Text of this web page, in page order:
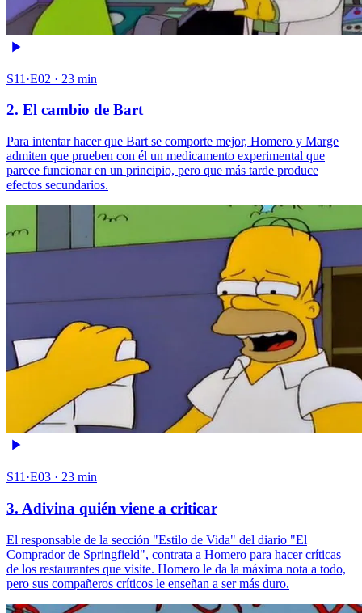
S11·E02 · 23 min
2. El cambio de Bart
Para intentar hacer que Bart se comporte mejor, Homero y Marge
admiten que prueben con él un medicamento experimental que
parece funcionar en un principio, pero que más tarde produce
efectos secundarios.
S11·E03 · 23 min
3. Adivina quién viene a criticar
El responsable de la sección "Estilo de Vida" del diario "El
Comprador de Springfield", contrata a Homero para hacer críticas
de los restaurantes que visite. Homero le da la máxima nota a todo,
pero sus compañeros críticos le enseñan a ser más duro.